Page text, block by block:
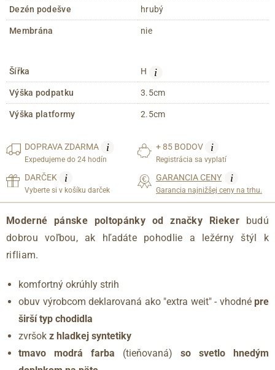
Dezén podešve hrubý
Membrána nie
Šířka H i
Výška podpatku 3.5cm
Výška platformy 2.5cm
DOPRAVAZDARMA i
Expedujeme do 24 hodín
+ 85 BODOV i
Registrácia sa vyplatí
DARČEK i
Vyberte si v košíku darček
GARANCIA CENY i
Garancia najnižšej ceny na trhu.
Moderné pánske poltopánky od značky Riekerbudú
dobrou voľbou, ak hľadáte pohodlie a ležérny štýl k
rifliam.
komfortný okrúhly strih
obuv výrobcom deklarovaná ako "extra weit" - vhodné pre
širší typ chodidla
zvršok z hladkej syntetiky
tmavo modrá farba (tieňovaná) so svetlo hnedým